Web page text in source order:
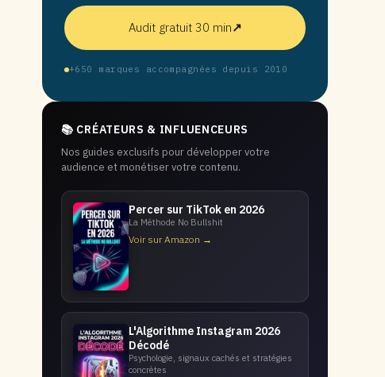
Audit gratuit 30 min↗
+650 marques accompagnées depuis 2010
📚 CRÉATEURS & INFLUENCEURS
Nos guides exclusifs pour développer votre
audience et monétiser votre contenu.
Percer sur TikTok en 2026
La Méthode No Bullshit
Voir sur Amazon →
L'Algorithme Instagram 2026
Décodé
Psychologie, signaux cachés et stratégies
concrètes